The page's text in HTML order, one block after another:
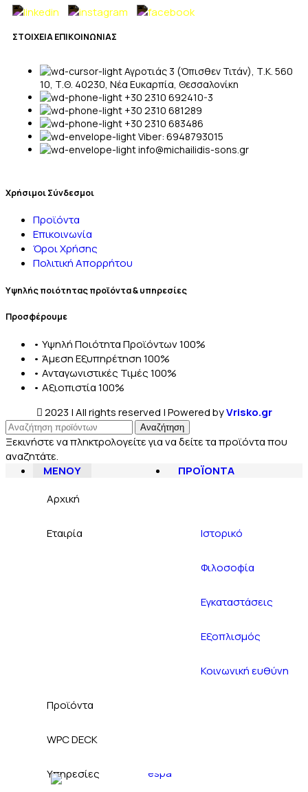
ΣΤΟΙΧΕΙΑ ΕΠΙΚΟΙΝΩΝΙΑΣ
Αγροτιάς 3 (Όπισθεν Τιτάν), Τ.Κ. 560
10, Τ.Θ. 40230, Νέα Ευκαρπία, Θεσσαλονίκη
+30 2310 692410-3
+30 2310 681289
+30 2310 683486
Viber: 6948793015
info@michailidis-sons.gr
Χρήσιμοι Σύνδεσμοι
Προϊόντα
Επικοινωνία
Όροι Χρήσης
Πολιτική Απορρήτου
Υψηλής ποιότητας προϊόντα & υπηρεσίες
Προσφέρουμε
• Υψηλή Ποιότητα Προϊόντων 100%
• Άμεση Εξυπηρέτηση 100%
• Ανταγωνιστικές Τιμές 100%
• Αξιοπιστία 100%
2023 | All rights reserved | Powered byVrisko.gr
Αναζήτηση
Ξεκινήστε να πληκτρολογείτε για να δείτε τα προϊόντα που
αναζητάτε.
ΜΕΝΟΥ
ΠΡΟΪΟΝΤΑ
Αρχική
Εταιρία Ιστορικό
Φιλοσοφία
Εγκαταστάσεις
Εξοπλισμός
Κοινωνική ευθύνη
Προϊόντα
WPC DECK
Υπηρεσίες